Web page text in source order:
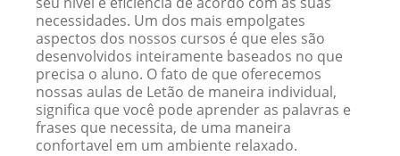
necessidades. Um dos mais empolgates
aspectos dos nossos cursos é que eles são
desenvolvidos inteiramente baseados no que
precisa o aluno. O fato de que oferecemos
nossas aulas de Letão de maneira individual,
significa que você pode aprender as palavras e
frases que necessita, de uma maneira
confortavel em um ambiente relaxado.